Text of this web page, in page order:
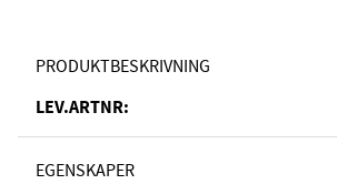
PRODUKTBESKRIVNING
LEV.ARTNR:
EGENSKAPER